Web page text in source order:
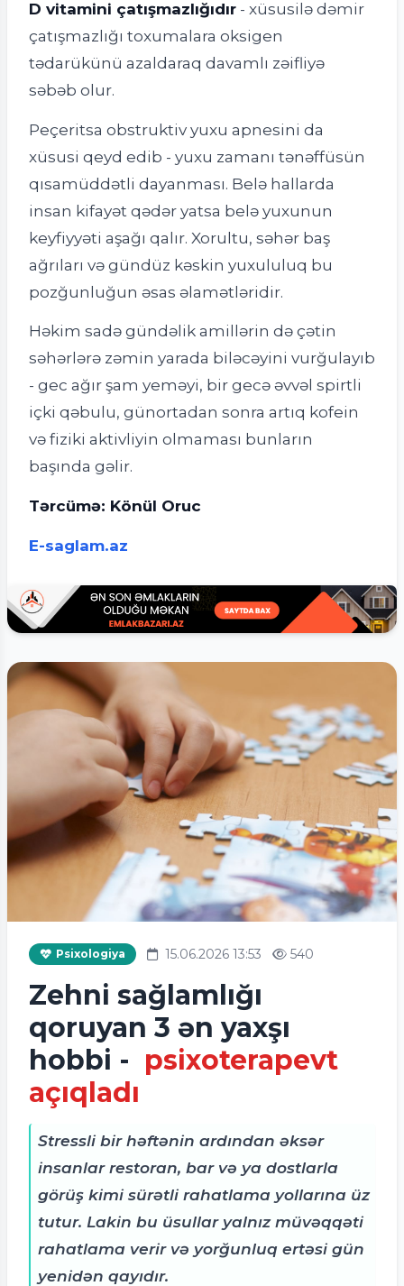
D vitamini çatışmazlığıdır - xüsusilə dəmir
çatışmazlığı toxumalara oksigen
tədarükünü azaldaraq davamlı zəifliyə
səbəb olur.
Peçeritsa obstruktiv yuxu apnesini da
xüsusi qeyd edib - yuxu zamanı tənəffüsün
qısamüddətli dayanması. Belə hallarda
insan kifayət qədər yatsa belə yuxunun
keyfiyyəti aşağı qalır. Xorultu, səhər baş
ağrıları və gündüz kəskin yuxululuq bu
pozğunluğun əsas əlamətləridir.
Həkim sadə gündəlik amillərin də çətin
səhərlərə zəmin yarada biləcəyini vurğulayıb
- gec ağır şam yeməyi, bir gecə əvvəl spirtli
içki qəbulu, günortadan sonra artıq kofein
və fiziki aktivliyin olmaması bunların
başında gəlir.
Tərcümə: Könül Oruc
E-saglam.az
Psixologiya 15.06.2026 13:53 540
Zehni sağlamlığı
qoruyan 3 ən yaxşı
hobbi - psixoterapevt
açıqladı
Stressli bir həftənin ardından əksər
insanlar restoran, bar və ya dostlarla
görüş kimi sürətli rahatlama yollarına üz
tutur. Lakin bu üsullar yalnız müvəqqəti
rahatlama verir və yorğunluq ertəsi gün
yenidən qayıdır.